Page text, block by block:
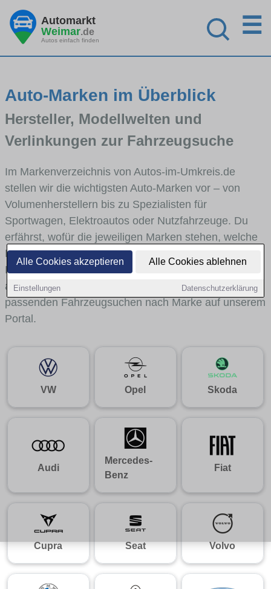
Alle Cookies akzeptieren Alle Cookies ablehnen
Einstellungen Datenschutzerklärung
Automarkt
Weimar.de
Autos einfach finden
☰
Auto-Marken im Überblick
Hersteller, Modellwelten und
Verlinkungen zur Fahrzeugsuche
Im Markenverzeichnis von Autos-im-Umkreis.de
stellen wir die wichtigsten Auto-Marken vor – von
Volumenherstellern bis zu Spezialisten für
Sportwagen, Elektroautos oder Nutzfahrzeuge. Du
erfährst, wofür die jeweiligen Marken stehen, welche
Fahrzeugklassen sie abdecken und wie sich die
Modellwelten unterscheiden. Von den Markenportraits
aus gelangst du mit internen Links bequem zu den
passenden Fahrzeugsuchen nach Marke auf unserem
Portal.
VW Opel Skoda
Audi
Mercedes-
Benz
Fiat
Cupra Seat Volvo